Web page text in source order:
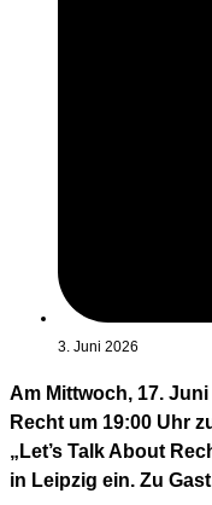
3. Juni 2026
Am Mittwoch, 17.
Recht um 19:00 Uhr
„Let’s Talk About
in Leipzig ein. Zu